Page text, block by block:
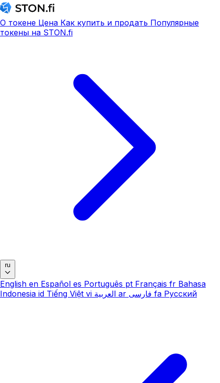
О токене Цена Как купить и продать Популярные
токены на STON.fi
ru
English en Español es Português pt Français fr Bahasa
Indonesia id Tiếng Việt vi العربية ar فارسی fa Русский